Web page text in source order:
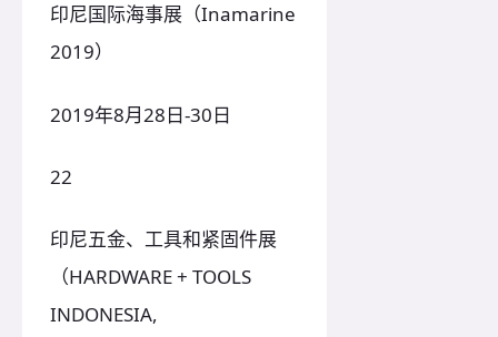
印尼国际海事展（Inamarine
2019）
2019年8月28日-30日
22
印尼五金、工具和紧固件展
（HARDWARE + TOOLS
INDONESIA,